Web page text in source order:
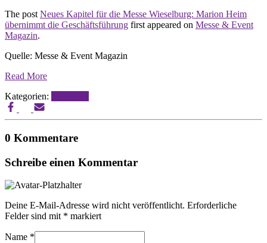
The post Neues Kapitel für die Messe Wieselburg: Marion Heim
übernimmt die Geschäftsführung first appeared on Messe & Event
Magazin.
Quelle: Messe & Event Magazin
Read More
Kategorien:
0 Kommentare
Schreibe einen Kommentar
Deine E-Mail-Adresse wird nicht veröffentlicht. Erforderliche
Felder sind mit * markiert
Name *